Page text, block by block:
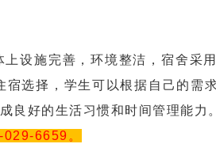
施完善，环境整洁，宿舍采
选择，学生可以根据自己的需
良好的生活习惯和时间管理能力。
6659。